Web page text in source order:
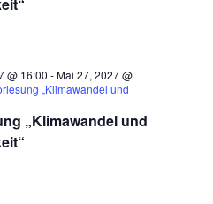
„Klimawandel und
@ 16:00 -Mai 27, 2027 @
„Klimawandel und